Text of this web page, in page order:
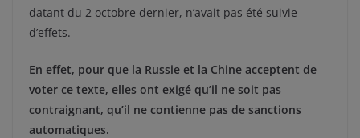
datant du 2 octobre dernier, n’avait pas été suivie
d’effets.
En effet, pour que la Russie et la Chine acceptent de
voter ce texte, elles ont exigé qu’il ne soit pas
contraignant, qu’il ne contienne pas de sanctions
automatiques.